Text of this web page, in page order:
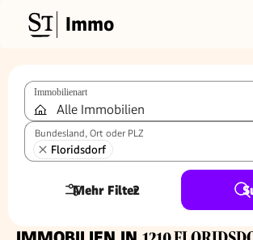
Immo
Immobilienart
Bundesland, Ort oder PLZ
Floridsdorf
Mehr Filter
2